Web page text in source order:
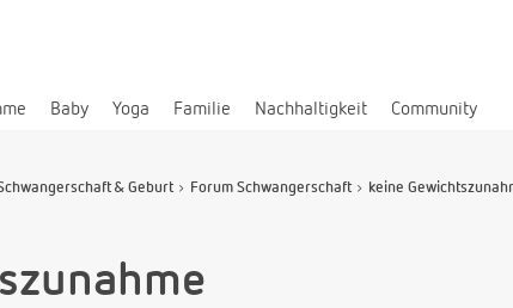
Baby Yoga Familie Nachhaltigkeit Community
& Geburt Forum Schwangerschaft keine